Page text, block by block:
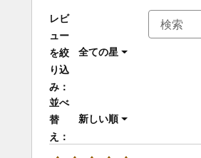
レビ
ュー
を絞
り込
み：
全ての星
並べ
替
え：
新しい順